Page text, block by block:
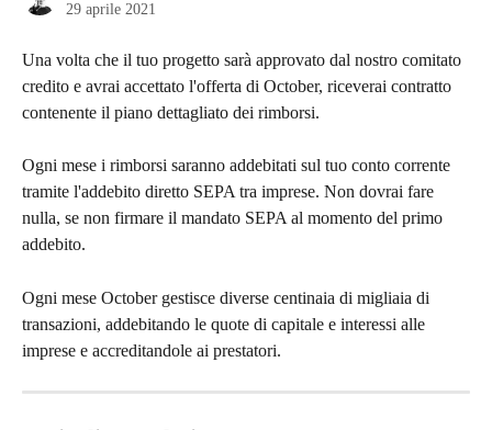
29 aprile 2021
Una volta che il tuo progetto sarà approvato dal nostro comitato
credito e avrai accettato l'offerta di October, riceverai contratto
contenente il piano dettagliato dei rimborsi.
Ogni mese i rimborsi saranno addebitati sul tuo conto corrente
tramite l'addebito diretto SEPA tra imprese. Non dovrai fare
nulla, se non firmare il mandato SEPA al momento del primo
addebito.
Ogni mese October gestisce diverse centinaia di migliaia di
transazioni, addebitando le quote di capitale e interessi alle
imprese e accreditandole ai prestatori.